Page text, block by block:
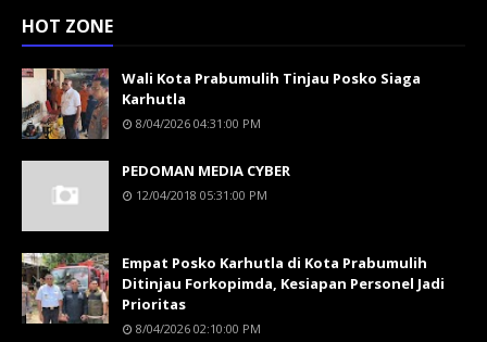
HOT ZONE
Wali Kota Prabumulih Tinjau Posko Siaga
Karhutla
8/04/2026 04:31:00 PM
PEDOMAN MEDIA CYBER
12/04/2018 05:31:00 PM
Empat Posko Karhutla di Kota Prabumulih
Ditinjau Forkopimda, Kesiapan Personel Jadi
Prioritas
8/04/2026 02:10:00 PM